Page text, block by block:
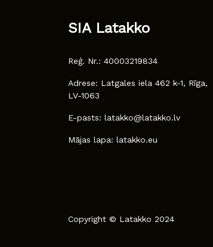
SIA Latakko
Reģ. Nr.: 40003219834
Adrese: Latgales iela 462 k-1, Rīga,
LV-1063
E-pasts: latakko@latakko.lv
Mājas lapa: latakko.eu
Copyright © Latakko 2024